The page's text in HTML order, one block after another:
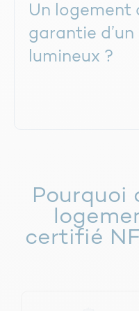
Un logement
garantie
lumineux ?
Pourquoi
certifié